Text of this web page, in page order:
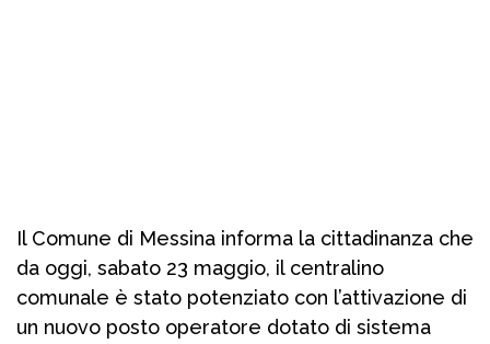
Il Comune di Messina informa la cittadinanza che
da oggi, sabato 23 maggio, il centralino
comunale è stato potenziato con l’attivazione di
un nuovo posto operatore dotato di sistema